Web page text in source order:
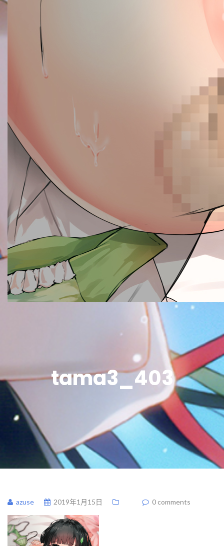
tama3_403
azuse 2019年1月15日 0 comments